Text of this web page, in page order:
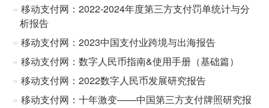
移动支付网：2022-2024年度第三方支付罚单统计与分
析报告
移动支付网：2023中国支付业跨境与出海报告
移动支付网：数字人民币指南&使用手册（基础篇）
移动支付网：2022数字人民币发展研究报告
移动支付网：十年激变——中国第三方支付牌照研究报